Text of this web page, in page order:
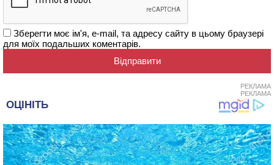
Зберегти моє ім'я, e-mail, та адресу сайту в цьому браузері
для моїх подальших коментарів.
РЕКЛАМА
РЕКЛАМА